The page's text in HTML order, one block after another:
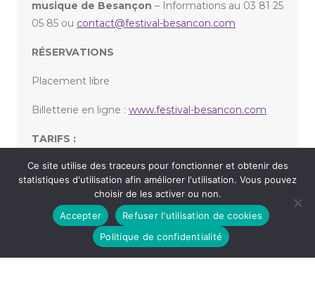
musique de Besançon – Informations au 03 81 25
05 85 ou contact@festival-besancon.com
RÉSERVATIONS
Placement libre
Billetterie en ligne : www.festival-besancon.com
TARIFS :
De 12 à 22€
NOCTURNES & VARIATIONS
VIDALA, UNA HISTORIA AMERICANA
Ce site utilise des traceurs pour fonctionner et obtenir des
statistiques d'utilisation afin améliorer l'utilisation. Vous pouvez
choisir de les activer ou non.
Accepter
Refuser l'utilisation de cookies
Politique de confidentialité